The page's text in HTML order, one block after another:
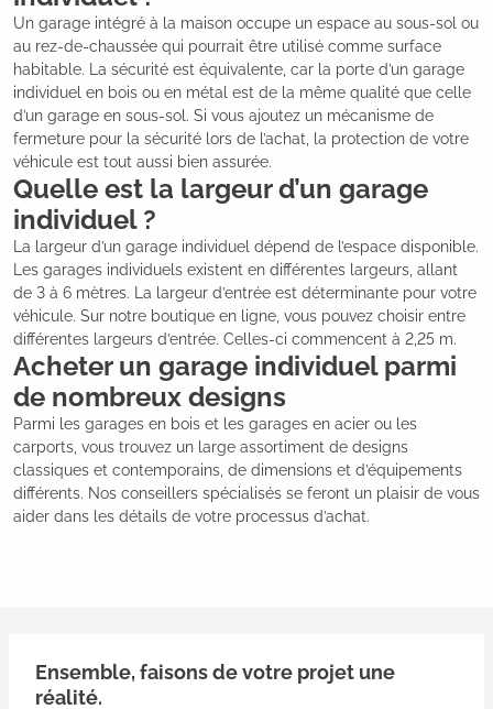
Un garage intégré à la maison occupe un espace au sous-sol ou
au rez-de-chaussée qui pourrait être utilisé comme surface
habitable. La sécurité est équivalente, car la porte d’un garage
individuel en bois ou en métal est de la même qualité que celle
d’un garage en sous-sol. Si vous ajoutez un mécanisme de
fermeture pour la sécurité lors de l’achat, la protection de votre
véhicule est tout aussi bien assurée.
Quelle est la largeur d’un garage
individuel ?
La largeur d’un garage individuel dépend de l’espace disponible.
Les garages individuels existent en différentes largeurs, allant
de 3 à 6 mètres. La largeur d’entrée est déterminante pour votre
véhicule. Sur notre boutique en ligne, vous pouvez choisir entre
différentes largeurs d’entrée. Celles-ci commencent à 2,25 m.
Acheter un garage individuel parmi
de nombreux designs
Parmi les garages en bois et les garages en acier ou les
carports, vous trouvez un large assortiment de designs
classiques et contemporains, de dimensions et d’équipements
différents. Nos conseillers spécialisés se feront un plaisir de vous
aider dans les détails de votre processus d’achat.
Ensemble, faisons de votre projet une
réalité.